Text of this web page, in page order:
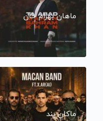
ماهان بهرام خان
ماکان بند